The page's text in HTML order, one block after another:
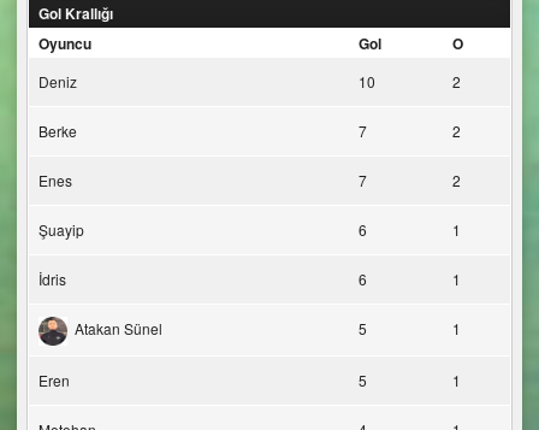
Gol Krallığı
Oyuncu
Gol O
Deniz 10 2
Berke 7 2
Enes 7 2
Şuayip 6 1
İdris 6 1
Atakan Sünel 5 1
Eren 5 1